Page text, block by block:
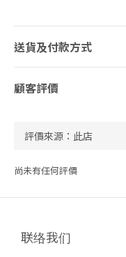
送貨及付款方式
顧客評價
尚未有任何評價
联络我们